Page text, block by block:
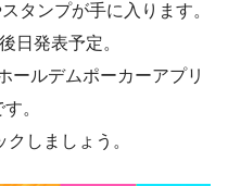
タンプが手に入ります。
日発表予定。
ールデムポーカーアプリ
。
しましょう。